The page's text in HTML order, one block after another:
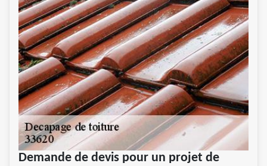
Demande de devis pour un projet de